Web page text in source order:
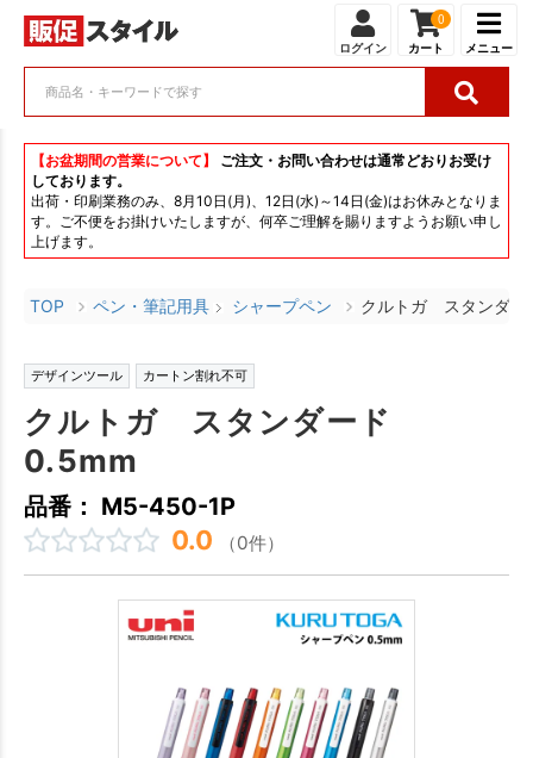
ログイン
0
カート メニュー
【お盆期間の営業について】
ご注文・お問い合わせは通常どおりお受け
しております。
出荷・印刷業務のみ、8月10日(月)、12日(水)～14日(金)はお休みとなりま
す。ご不便をお掛けいたしますが、何卒ご理解を賜りますようお願い申し
上げます。
TOP ペン・筆記用具 シャープペン クルトガ スタンダ
デザインツール カートン割れ不可
クルトガ スタンダード
0.5mm
品番： M5-450-1P
0.0 （0件）